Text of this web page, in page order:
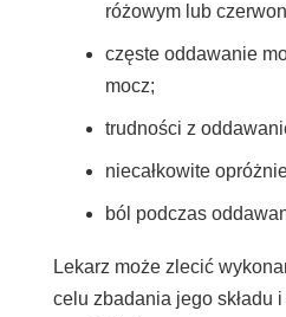
różowym lub
częste oddawanie
mocz;
trudności z
niecałkowite
ból podczas
Lekarz może zlecić
celu zbadania jego składu